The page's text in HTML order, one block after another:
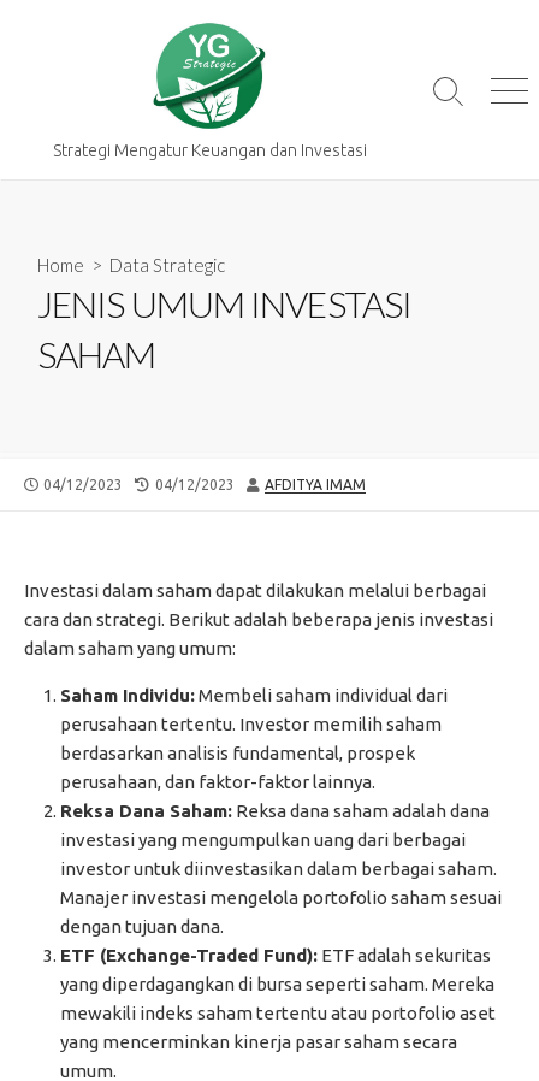
Strategi Mengatur Keuangan dan Investasi
Search
Home > Data Strategic
JENIS UMUM INVESTASI
SAHAM
PUBLISHED
04/12/2023
LAST
04/12/2023 AUTHOR
AFDITYA IMAM
Investasi dalam saham dapat dilakukan melalui berbagai
cara dan strategi. Berikut adalah beberapa jenis investasi
dalam saham yang umum:
Saham Individu:Membeli saham individual dari
perusahaan tertentu. Investor memilih saham
berdasarkan analisis fundamental, prospek
perusahaan, dan faktor-faktor lainnya.
Reksa Dana Saham: Reksa dana saham adalah dana
investasi yang mengumpulkan uang dari berbagai
investor untuk diinvestasikan dalam berbagai saham.
Manajer investasi mengelola portofolio saham sesuai
dengan tujuan dana.
ETF (Exchange-Traded Fund): ETF adalah sekuritas
yang diperdagangkan di bursa seperti saham. Mereka
mewakili indeks saham tertentu atau portofolio aset
yang mencerminkan kinerja pasar saham secara
umum.